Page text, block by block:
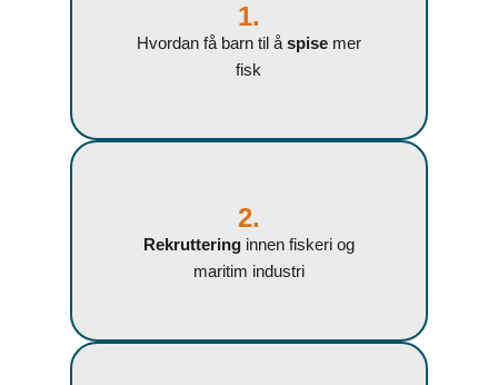
1.
Hvordan få barn til å spise mer
fisk
2.
Rekrutteringinnen fiskeri og
maritim industri